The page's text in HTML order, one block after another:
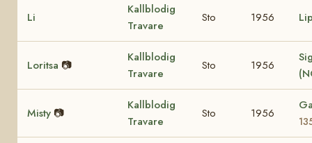
Li
Kallblodig
Travare
Sto 1956
Loritsa 📷
Kallblodig
Travare
Sto 1956
Misty 📷
Kallblodig
Travare
Sto 1956